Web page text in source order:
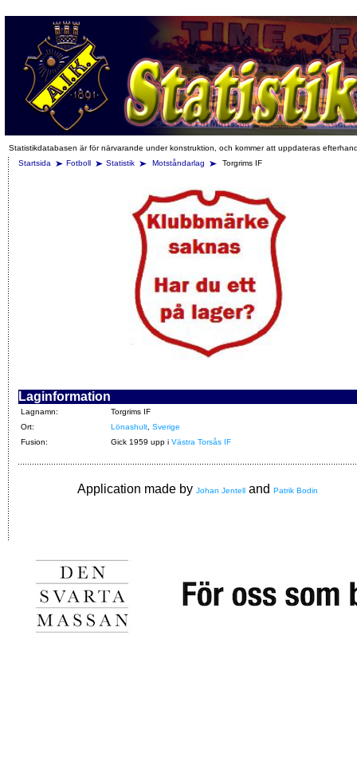
Statistikdatabasen är för närvarande under konstruktion, och kommer att uppdateras
Startsida
Fotboll Statistik Motståndarlag Torgrims IF
Laginformation
Lagnamn:
Torgrims IF
Ort:
Lönashult Sverige
Fusion:
Gick 1959 upp i Västra Torsås IF
Application made by Johan Jentell and Patrik Bodin